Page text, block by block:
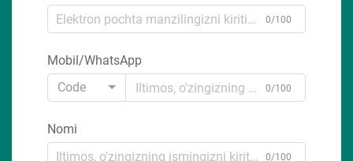
0/100
Mobil/WhatsApp
Code
0/100
Nomi
0/100